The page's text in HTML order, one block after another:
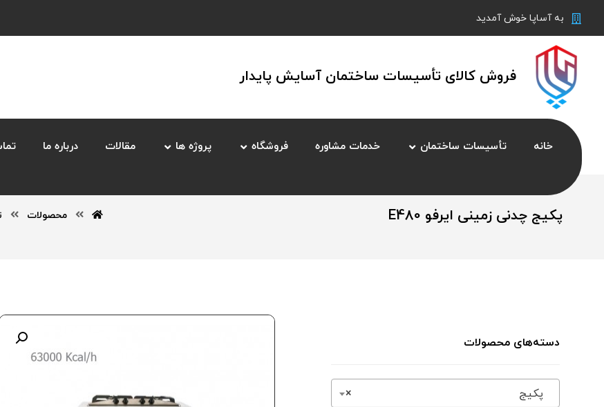
به آساپا خوش آمدید
فروش کالای تأسیسات ساختمان آسایش پایدار
خانه تأسیسات ساختمان خدمات مشاوره فروشگاه پروژه ها مقالات درباره ما
پکیج چدنی زمینی ایرفو E480 محصولات
دسته‌های محصولات
× پکیج